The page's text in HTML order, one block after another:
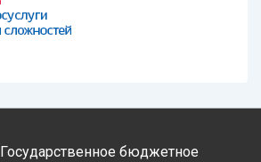
Государственное бюджетное